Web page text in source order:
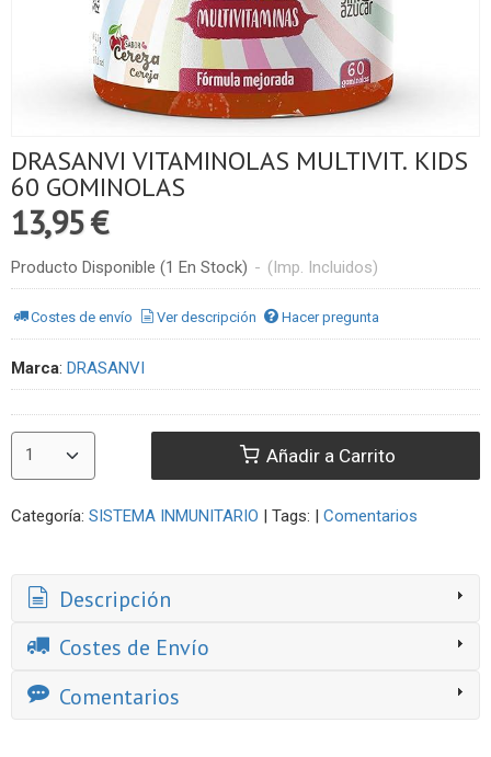
DRASANVI VITAMINOLAS MULTIVIT. KIDS
60 GOMINOLAS
13,95 €
Producto Disponible (1 En Stock) - (Imp. Incluidos)
Costes de envío Ver descripción Hacer pregunta
Marca: DRASANVI
Añadir a Carrito
Categoría: SISTEMA INMUNITARIO | Tags: | Comentarios
Descripción
Costes de Envío
Comentarios